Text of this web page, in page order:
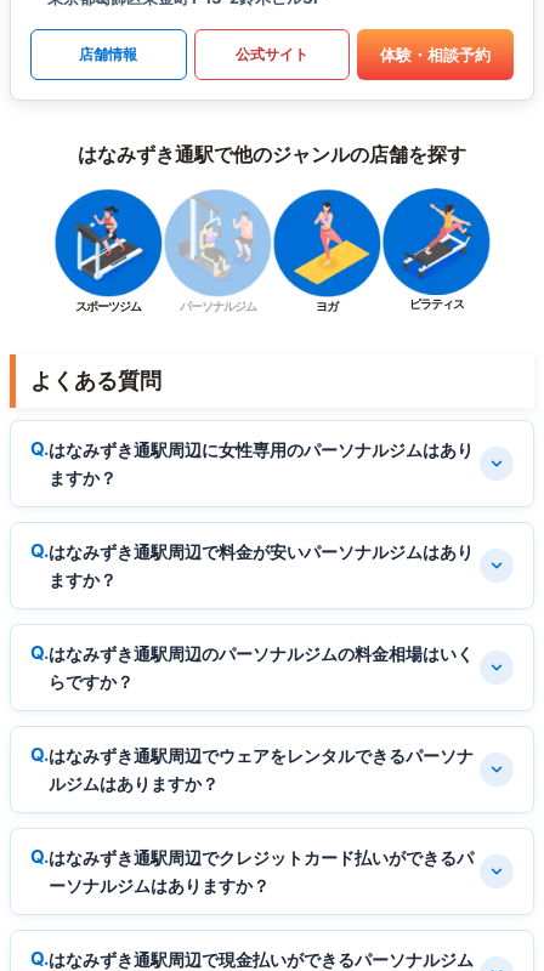
店舗情報 公式サイト 体験・相談予約
はなみずき通駅で他のジャンルの店舗を探す
スポーツジム パーソナルジム ヨガ ピラティス
よくある質問
はなみずき通駅周辺に女性専用のパーソナルジムはあり
ますか？
はなみずき通駅周辺で料金が安いパーソナルジムはあり
ますか？
はなみずき通駅周辺のパーソナルジムの料金相場はいく
らですか？
はなみずき通駅周辺でウェアをレンタルできるパーソナ
ルジムはありますか？
はなみずき通駅周辺でクレジットカード払いができるパ
ーソナルジムはありますか？
はなみずき通駅周辺で現金払いができるパーソナルジム